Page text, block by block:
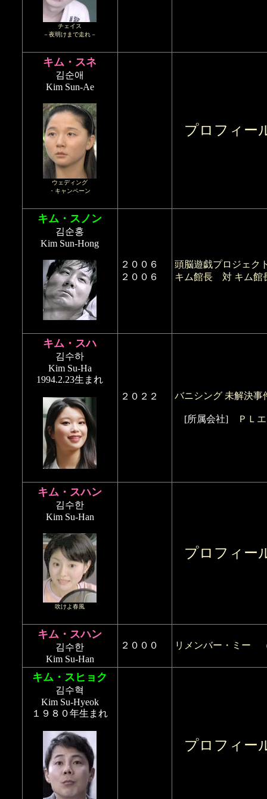
チェイス
－夜明けまで走れ－
キム・スネ
김순애
Kim Sun-Ae
ウェディング
・キャンペーン
プロフィー
キム・スノン
김순홍
Kim Sun-Hong
２００６
２００６
頭脳遊戯プロジェク
キム館長 対 キム館
キム・スハ
김수하
Kim Su-Ha
1994.2.23生まれ
２０２２
バニシング 未解決事
[所属会社] ＰＬ
キム・スハン
김수한
Kim Su-Han
吹けよ春風
プロフィー
キム・スハン
김수한
Kim Su-Han
２０００ リメンバー・ミー
キム・スヒョク
김수혁
Kim Su-Hyeok
１９８０年生まれ
プロフィー